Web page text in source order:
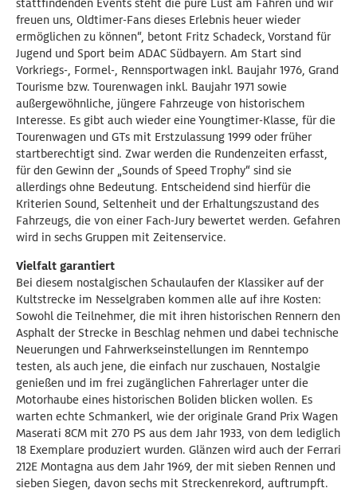
stattfindenden Events steht die pure Lust am Fahren und wir
freuen uns, Oldtimer-Fans dieses Erlebnis heuer wieder
ermöglichen zu können“, betont Fritz Schadeck, Vorstand für
Jugend und Sport beim ADAC Südbayern. Am Start sind
Vorkriegs-, Formel-, Rennsportwagen inkl. Baujahr 1976, Grand
Tourisme bzw. Tourenwagen inkl. Baujahr 1971 sowie
außergewöhnliche, jüngere Fahrzeuge von historischem
Interesse. Es gibt auch wieder eine Youngtimer-Klasse, für die
Tourenwagen und GTs mit Erstzulassung 1999 oder früher
startberechtigt sind. Zwar werden die Rundenzeiten erfasst,
für den Gewinn der „Sounds of Speed Trophy“ sind sie
allerdings ohne Bedeutung. Entscheidend sind hierfür die
Kriterien Sound, Seltenheit und der Erhaltungszustand des
Fahrzeugs, die von einer Fach-Jury bewertet werden. Gefahren
wird in sechs Gruppen mit Zeitenservice.
Vielfalt garantiert
Bei diesem nostalgischen Schaulaufen der Klassiker auf der
Kultstrecke im Nesselgraben kommen alle auf ihre Kosten:
Sowohl die Teilnehmer, die mit ihren historischen Rennern den
Asphalt der Strecke in Beschlag nehmen und dabei technische
Neuerungen und Fahrwerkseinstellungen im Renntempo
testen, als auch jene, die einfach nur zuschauen, Nostalgie
genießen und im frei zugänglichen Fahrerlager unter die
Motorhaube eines historischen Boliden blicken wollen. Es
warten echte Schmankerl, wie der originale Grand Prix Wagen
Maserati 8CM mit 270 PS aus dem Jahr 1933, von dem lediglich
18 Exemplare produziert wurden. Glänzen wird auch der Ferrari
212E Montagna aus dem Jahr 1969, der mit sieben Rennen und
sieben Siegen, davon sechs mit Streckenrekord, auftrumpft.